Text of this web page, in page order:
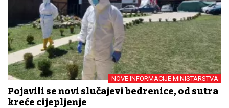
NOVE INFORMACIJE MINISTARSTVA
Pojavili se novi slučajevi bedrenice, od sutra
kreće cijepljenje